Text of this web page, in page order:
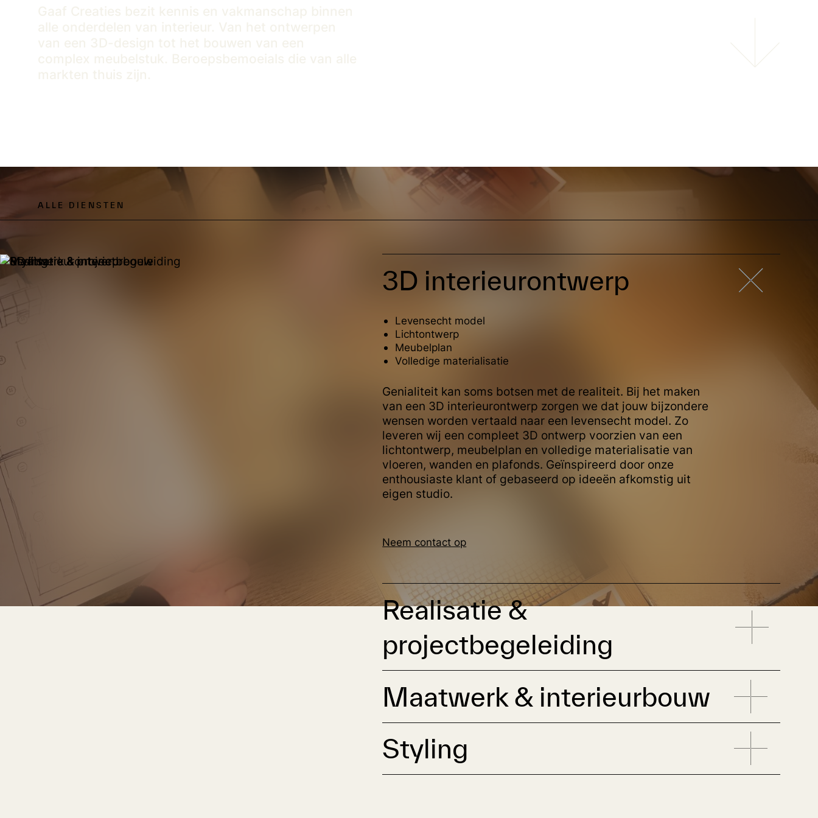
ALLE DIENSTEN
3D interieurontwerp
Levensecht model
Lichtontwerp
Meubelplan
Volledige materialisatie
Genialiteit kan soms botsen met de realiteit. Bij het maken
van een 3D interieurontwerp zorgen we dat jouw bijzondere
wensen worden vertaald naar een levensecht model. Zo
leveren wij een compleet 3D ontwerp voorzien van een
lichtontwerp, meubelplan en volledige materialisatie van
vloeren, wanden en plafonds. Geïnspireerd door onze
enthousiaste klant of gebaseerd op ideeën afkomstig uit
eigen studio.
Neem contact op
Realisatie &
projectbegeleiding
Maatwerk & interieurbouw
Styling